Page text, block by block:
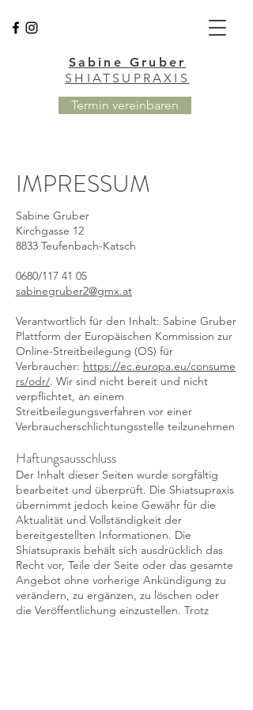
Termin vereinbaren
Sabine Gruber
SHIATSUPRAXIS
IMPRESSUM
Sabine Gruber
Kirchgasse 12
8833 Teufenbach-Katsch
0680/117 41 05
sabinegruber2@gmx.at
Verantwortlich für den Inhalt: Sabine Gruber
Plattform der Europäischen Kommission zur
Online-Streitbeilegung (OS) für
Verbraucher: https://ec.europa.eu/consume
rs/odr/. Wir sind nicht bereit und nicht
verpflichtet, an einem
Streitbeilegungsverfahren vor einer
Verbraucherschlichtungsstelle teilzunehmen
Haftungsausschluss
Der Inhalt dieser Seiten wurde sorgfältig
bearbeitet und überprüft. Die Shiatsupraxis
übernimmt jedoch keine Gewähr für die
Aktualität und Vollständigkeit der
bereitgestellten Informationen. Die
Shiatsupraxis behält sich ausdrücklich das
Recht vor, Teile der Seite oder das gesamte
Angebot ohne vorherige Ankündigung zu
verändern, zu ergänzen, zu löschen oder
die Veröffentlichung einzustellen. Trotz